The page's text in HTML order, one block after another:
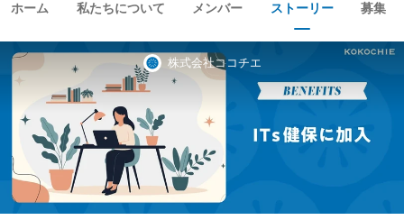
ホーム 私たちについて メンバー ストーリー 募集
株式会社ココチエ